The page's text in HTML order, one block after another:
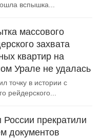
вспышка...
массового
захвата
квартир на
Урале не удалась
точку в истории с
рейдерского...
России прекратили
документов